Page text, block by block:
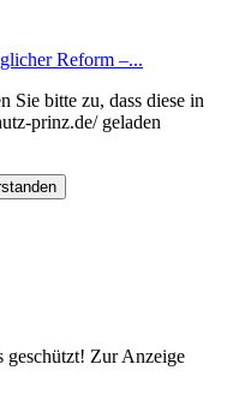
Reform –...
Sie bitte zu, dass diese in
prinz.de/ geladen
geschützt! Zur Anzeige